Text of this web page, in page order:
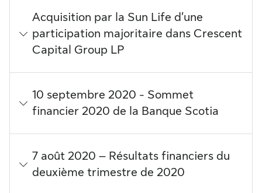
Acquisition par la Sun Life d’une
participation majoritaire dans Crescent
Capital Group LP
10 septembre 2020 - Sommet
financier 2020 de la Banque Scotia
7 août 2020 – Résultats financiers du
deuxième trimestre de 2020